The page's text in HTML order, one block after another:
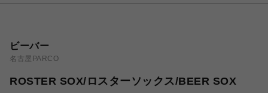
ビーバー
名古屋PARCO
ROSTER SOX/ロスターソックス/BEER SOX